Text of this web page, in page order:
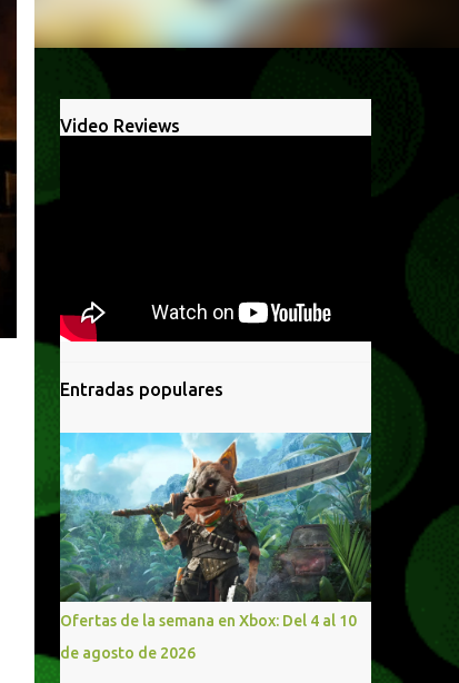
Video Reviews
Entradas populares
Ofertas de la semana en Xbox: Del 4 al 10
de agosto de 2026